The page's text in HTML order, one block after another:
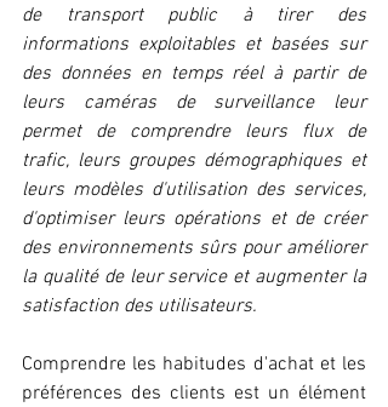
de transport public à tirer des
informations exploitables et basées sur
des données en temps réel à partir de
leurs caméras de surveillance leur
permet de comprendre leurs flux de
trafic, leurs groupes démographiques et
leurs modèles d'utilisation des services,
d'optimiser leurs opérations et de créer
des environnements sûrs pour améliorer
la qualité de leur service et augmenter la
satisfaction des utilisateurs.
Comprendre les habitudes d'achat et les
préférences des clients est un élément